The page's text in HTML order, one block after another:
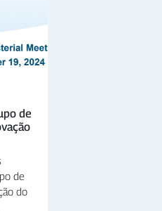
de
de
do